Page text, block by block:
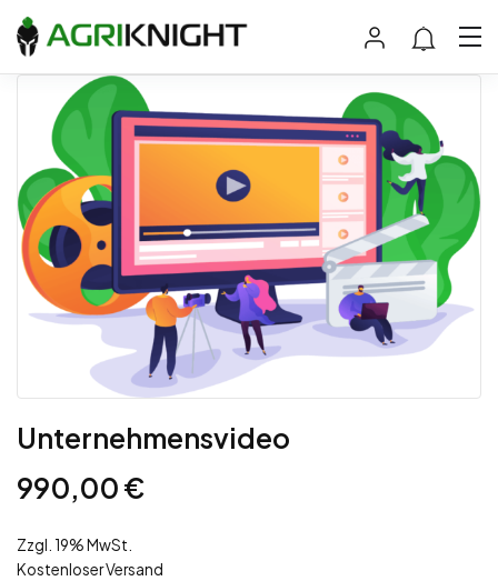
Unternehmensvideo
990,00€
Zzgl. 19% MwSt.
Kostenloser Versand